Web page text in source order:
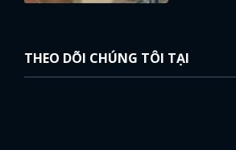
THEO DÕI CHÚNG TÔI TẠI